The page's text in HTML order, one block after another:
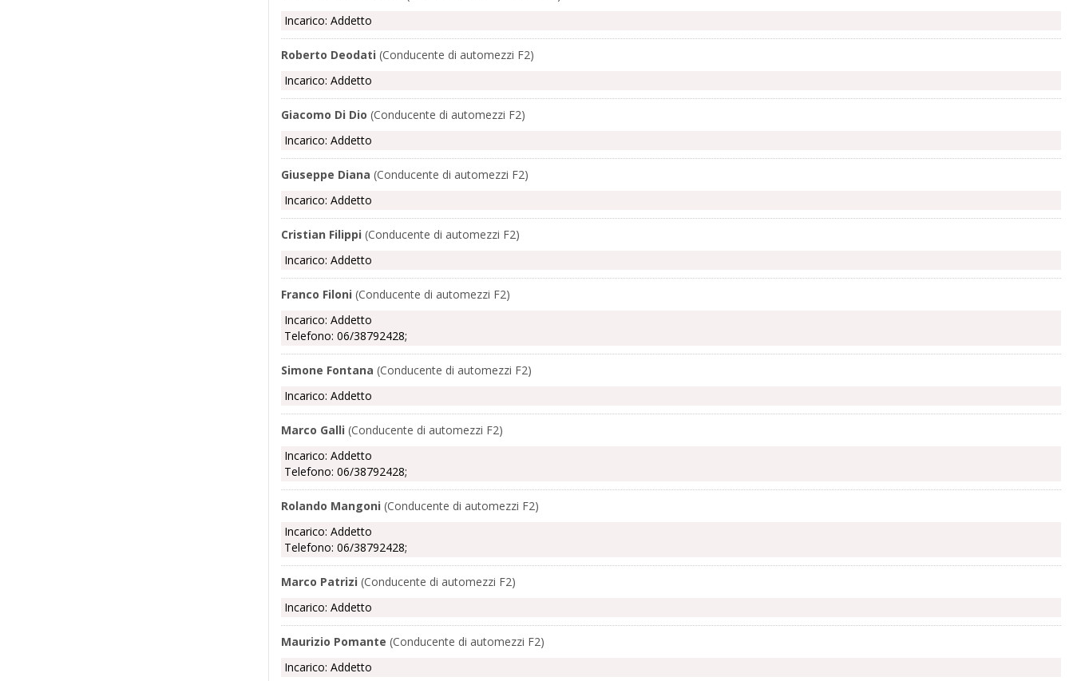
Incarico: Addetto
Roberto Deodati (Conducente di automezzi F2)
Incarico: Addetto
Giacomo Di Dio (Conducente di automezzi F2)
Incarico: Addetto
Giuseppe Diana (Conducente di automezzi F2)
Incarico: Addetto
Cristian Filippi (Conducente di automezzi F2)
Incarico: Addetto
Franco Filoni (Conducente di automezzi F2)
Incarico: Addetto
Telefono: 06/38792428;
Simone Fontana (Conducente di automezzi F2)
Incarico: Addetto
Marco Galli (Conducente di automezzi F2)
Incarico: Addetto
Telefono: 06/38792428;
Rolando Mangoni (Conducente di automezzi F2)
Incarico: Addetto
Telefono: 06/38792428;
Marco Patrizi (Conducente di automezzi F2)
Incarico: Addetto
Maurizio Pomante (Conducente di automezzi F2)
Incarico: Addetto